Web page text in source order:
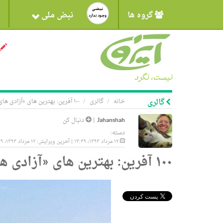
گروه ها نبض ملی
نیست، نگرد
خانه گالری ۱۰۰ آفرین: بهترین های «آزادی های یواشکی» گالری
Jahanshah
|
دنبال کن
دسته:
۱۰۰ آفرین: بهترین های «آزادی های یواشکی»